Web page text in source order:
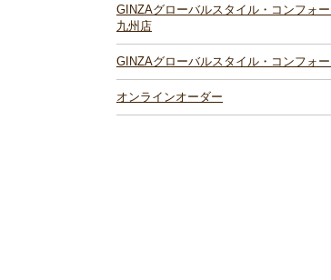
GINZAグローバルスタイル・コンフォ
九州店
GINZAグローバルスタイル・コンフォ
オンラインオーダー